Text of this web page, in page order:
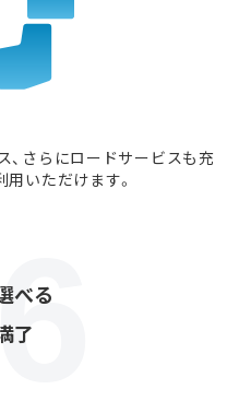
さらにロードサービスも充
いただけます。
べる
了